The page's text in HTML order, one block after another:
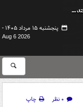
پنجشنبه ۱۵ مرداد ۱۴۰۵ -
Aug 6 2026
۰ نظر
چاپ